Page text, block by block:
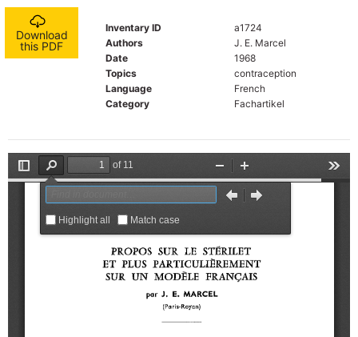
Download
this PDF
Inventary ID
a1724
Authors
J. E. Marcel
Date
1968
Topics
contraception
Language
French
Category
Fachartikel